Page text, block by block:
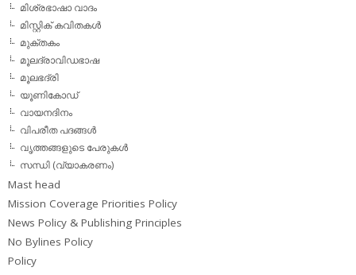
മിശ്രഭാഷാ വാദം
മിസ്റ്റിക് കവിതകള്‍
മുക്തകം
മൂലദ്രാവിഡഭാഷ
മൂലഭദ്രി
യൂണികോഡ്
വായനദിനം
വിപരീത പദങ്ങള്‍
വൃത്തങ്ങളുടെ പേരുകള്‍
സന്ധി (വ്യാകരണം)
Mast head
Mission Coverage Priorities Policy
News Policy & Publishing Principles
No Bylines Policy
Policy